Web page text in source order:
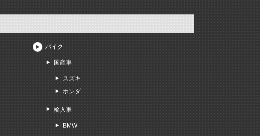
バイク
国産車
スズキ
ホンダ
輸入車
BMW